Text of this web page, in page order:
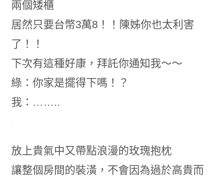
兩個矮櫃
居然只要台幣3萬8！！陳姊你也太利害
了！！
下次有這種好康，拜託你通知我～～
綠：你家是擺得下嗎！？
我：……..
放上貴氣中又帶點浪漫的玫瑰抱枕
讓整個房間的裝潢，不會因為過於高貴而